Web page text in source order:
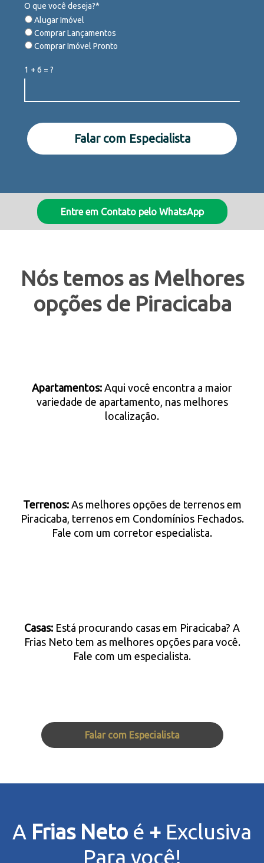
O que você deseja?*
Alugar Imóvel
Comprar Lançamentos
Comprar Imóvel Pronto
1 + 6 = ?
Falar com Especialista
Entre em Contato pelo WhatsApp
Nós temos as Melhores
opções de Piracicaba
Apartamentos: Aqui você encontra a maior
variedade de apartamento, nas melhores
localização.
Terrenos: As melhores opções de terrenos em
Piracicaba, terrenos em Condomínios Fechados.
Fale com um corretor especialista.
Casas: Está procurando casas em Piracicaba? A
Frias Neto tem as melhores opções para você.
Fale com um especialista.
Falar com Especialista
A Frias Neto é + Exclusiva
Para você!